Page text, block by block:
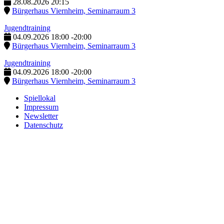
Bürgerhaus Viernheim, Seminarraum 3
Jugendtraining
04.09.2026 18:00 -20:00
Bürgerhaus Viernheim, Seminarraum 3
Jugendtraining
04.09.2026 18:00 -20:00
Bürgerhaus Viernheim, Seminarraum 3
Spiellokal
Impressum
Newsletter
Datenschutz